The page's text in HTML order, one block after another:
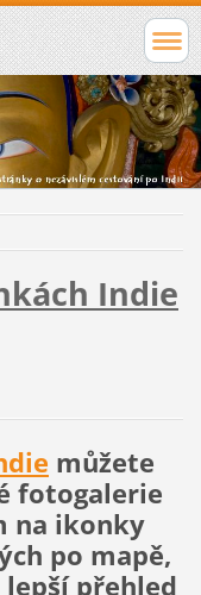
Indie
můžete
fotogalerie
na ikonky
po mapě,
přehled